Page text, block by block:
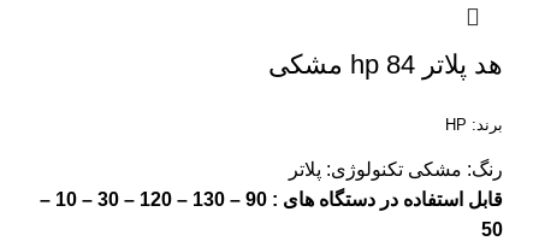
هد پلاتر 84 hp مشکی
برند: HP
رنگ: مشکی تکنولوژی: پلاتر
قابل استفاده در دستگاه های : 90 – 130 – 120 – 30 – 10 –
50